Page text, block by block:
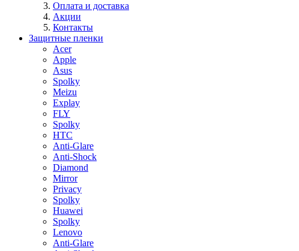
Оплата и доставка
Акции
Контакты
Защитные пленки
Acer
Apple
Asus
Spolky
Meizu
Explay
FLY
Spolky
HTC
Anti-Glare
Anti-Shock
Diamond
Mirror
Privacy
Spolky
Huawei
Spolky
Lenovo
Anti-Glare